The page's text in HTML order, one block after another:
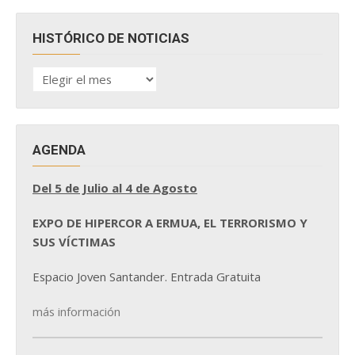
HISTÓRICO DE NOTICIAS
HISTÓRICO
DE
AGENDA
Del 5 de Julio al 4 de Agosto
EXPO DE HIPERCOR A ERMUA, EL TERRORISMO Y
SUS VÍCTIMAS
Espacio Joven Santander. Entrada Gratuita
más información